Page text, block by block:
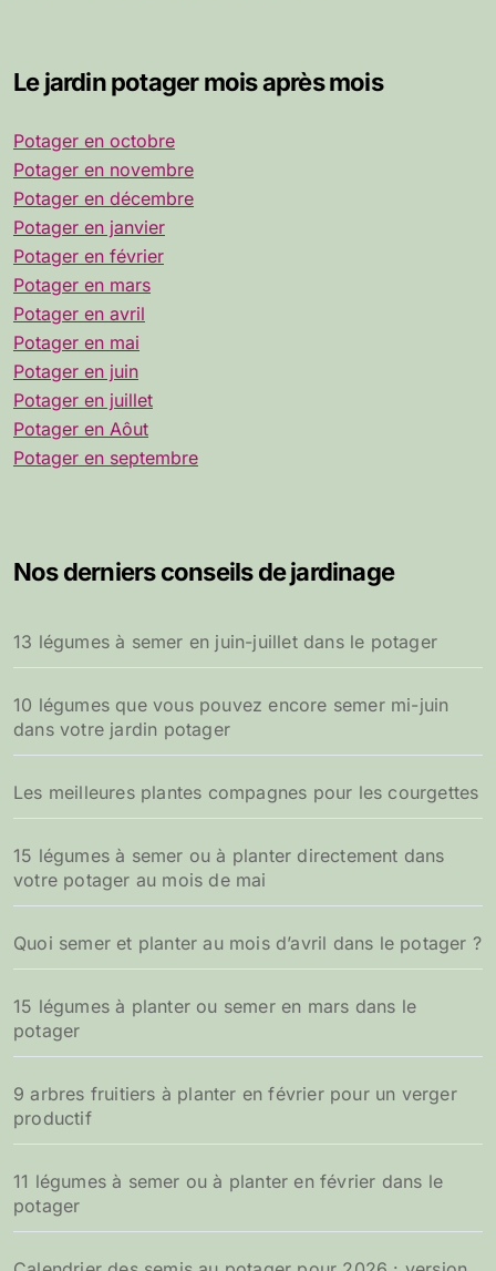
Le jardin potager mois après mois
Potager en octobre
Potager en novembre
Potager en décembre
Potager en janvier
Potager en février
Potager en mars
Potager en avril
Potager en mai
Potager en juin
Potager en juillet
Potager en Aôut
Potager en septembre
Nos derniers conseils de jardinage
13 légumes à semer en juin-juillet dans le potager
10 légumes que vous pouvez encore semer mi-juin
dans votre jardin potager
Les meilleures plantes compagnes pour les courgettes
15 légumes à semer ou à planter directement dans
votre potager au mois de mai
Quoi semer et planter au mois d’avril dans le potager ?
15 légumes à planter ou semer en mars dans le
potager
9 arbres fruitiers à planter en février pour un verger
productif
11 légumes à semer ou à planter en février dans le
potager